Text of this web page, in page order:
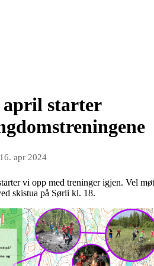
april starter
16. apr 2024
vi opp med treninger igjen. Vel
skistua på Sørli kl. 18.